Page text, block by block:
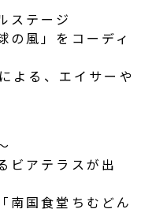
ステージ
の風」をコーディ
よる、エイサーや
ビアテラスが出
南国食堂ちむどん